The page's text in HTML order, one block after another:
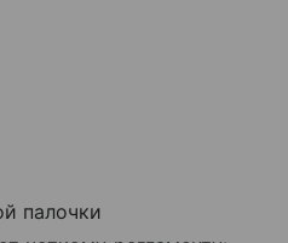
палочки